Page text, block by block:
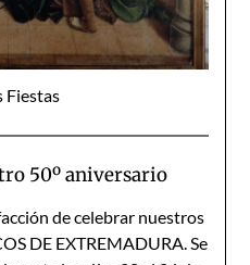
Fiestas
50º aniversario
de celebrar nuestros
DE EXTREMADURA. Se